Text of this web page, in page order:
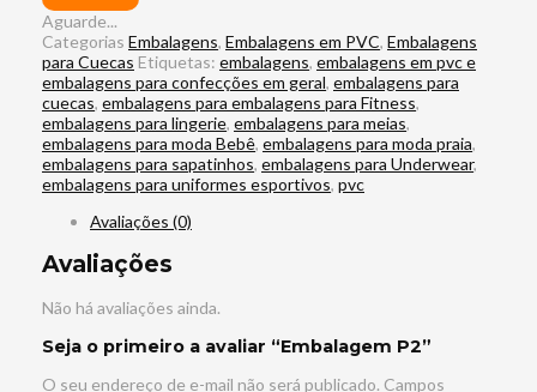
Aguarde...
Categorias Embalagens, Embalagens em PVC, Embalagens
para Cuecas Etiquetas: embalagens, embalagens em pvc e
embalagens para confecções em geral, embalagens para
cuecas, embalagens para embalagens para Fitness,
embalagens para lingerie, embalagens para meias,
embalagens para moda Bebê, embalagens para moda praia,
embalagens para sapatinhos, embalagens para Underwear,
embalagens para uniformes esportivos, pvc
Avaliações (0)
Avaliações
Não há avaliações ainda.
Seja o primeiro a avaliar “Embalagem P2”
O seu endereço de e-mail não será publicado. Campos